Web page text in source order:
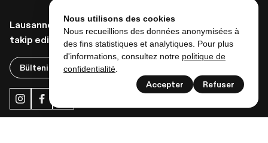
Lausanne musées'den tüm haberleri almak için bizi
takip edin!
Bültenimize abone ol
Nous utilisons des cookies
Nous recueillions des données anonymisées à
des fins statistiques et analytiques. Pour plus
d'informations, consultez notre politique de
confidentialité
Accepter Refuser